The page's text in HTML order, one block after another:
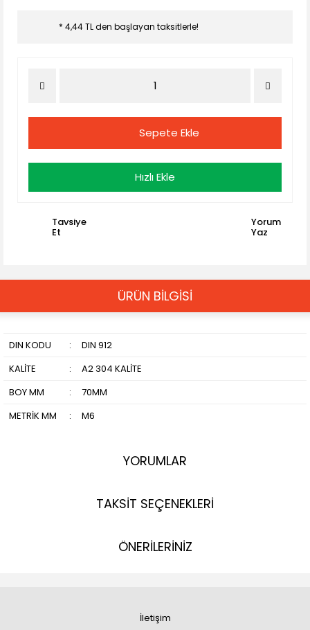
* 4,44 TL den başlayan taksitlerle!
Sepete Ekle
Hızlı Ekle
Tavsiye
Et
Yorum
Yaz
ÜRÜN BİLGİSİ
DIN KODU :
DIN 912
KALİTE
:
A2 304 KALİTE
BOY MM
:
70MM
METRİK MM
: M6
YORUMLAR
TAKSİT SEÇENEKLERİ
ÖNERİLERİNİZ
İletişim